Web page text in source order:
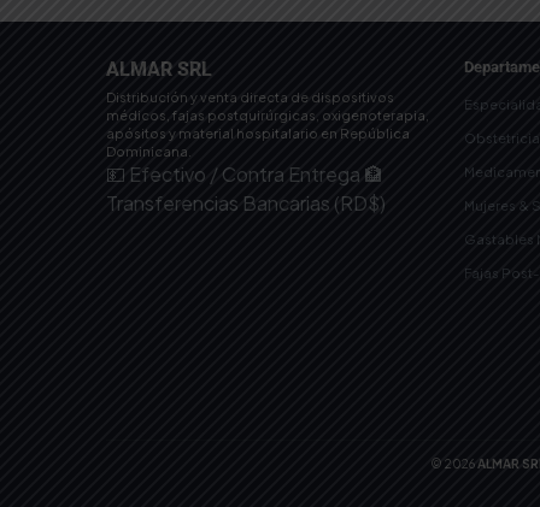
ALMAR SRL
Distribución y venta directa de dispositivos
médicos, fajas postquirúrgicas, oxigenoterapia,
apósitos y material hospitalario en República
Dominicana.
💵 Efectivo / Contra Entrega 🏦
Transferencias Bancarias (RD$)
Mujeres &
Gastables
Fajas
© 2026 ALMAR